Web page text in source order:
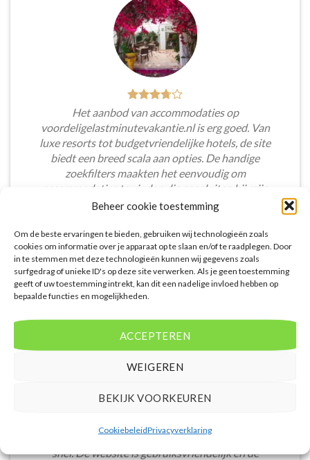
Beheer cookie toestemming
Om de beste ervaringen te bieden, gebruiken wij technologieën zoals
cookies om informatie over je apparaat op te slaan en/of te raadplegen. Door
in te stemmen met deze technologieën kunnen wij gegevens zoals
surfgedrag of unieke ID's op deze site verwerken. Als je geen toestemming
geeft of uw toestemming intrekt, kan dit een nadelige invloed hebben op
bepaalde functies en mogelijkheden.
ACCEPTEREN
WEIGEREN
BEKIJK VOORKEUREN
CookiebeleidPrivacyverklaring
Het aanbod van accommodaties op
voordeligelastminutevakantie.nl is erg goed. Van
luxe resorts tot budgetvriendelijke hotels, de site
biedt een breed scala aan opties. De handige
zoekfilters maakten het eenvoudig om
accommodaties te vinden die aansluiten bij mijn
voorkeuren en budget.
Tim Beukers/Tilburg
Voordeligelastminutevakantie.nl is eenvoudig en
snel. De website is gebruiksvriendelijk en de